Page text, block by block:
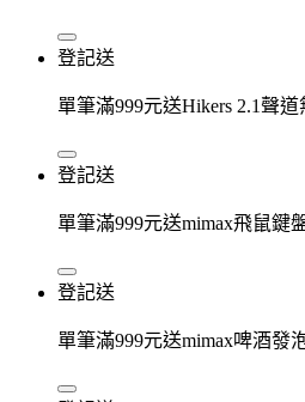
登記送
單筆滿999元送Hikers 2.1聲
登記送
單筆滿999元送mimax飛鼠鍵
登記送
單筆滿999元送mimax啤酒發